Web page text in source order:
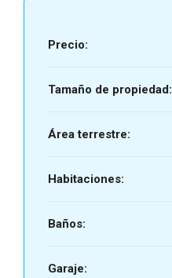
Precio:
Tamaño de propiedad:
Área terrestre:
Habitaciones:
Baños:
Garaje: